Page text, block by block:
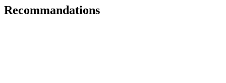
Recommandations